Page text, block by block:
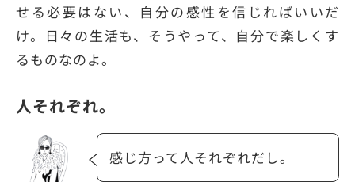
せる必要はない、自分の感性を信じればいいだ
け。日々の生活も、そうやって、自分で楽しくす
るものなのよ。
人それぞれ。
感じ方って人それぞれだし。